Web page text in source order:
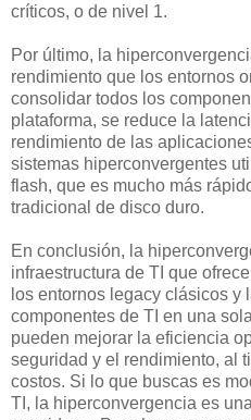
críticos, o de nivel 1.
Por último, la
rendimiento que los entornos
consolidar todos los
plataforma, se reduce la
rendimiento de las
sistemas hiperconvergentes
flash, que es mucho más
tradicional de disco duro.
En conclusión, la
infraestructura de TI que
los entornos legacy clásicos y
componentes de TI en una
pueden mejorar la eficiencia
seguridad y el rendimiento, al
costos. Si lo que buscas es
TI, la hiperconvergencia es